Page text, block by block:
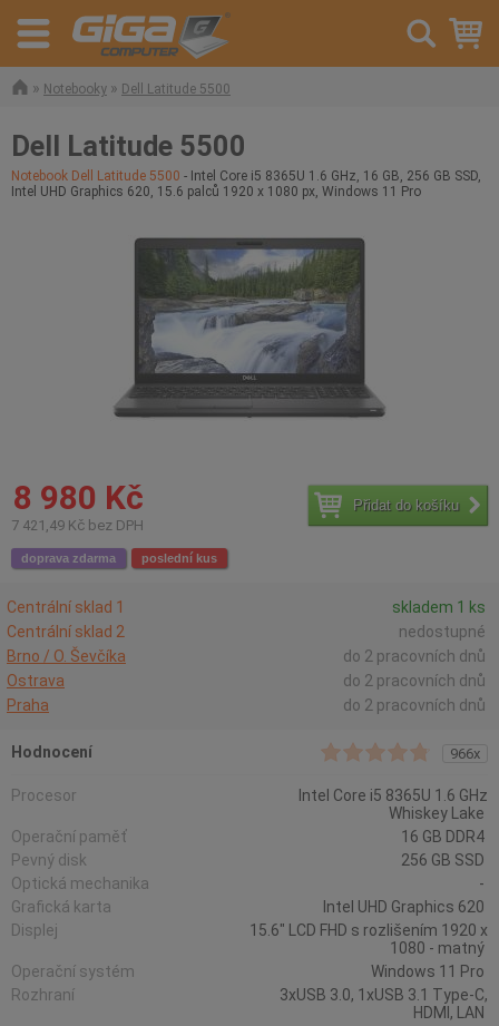
» Notebooky » Dell Latitude 5500
Dell Latitude 5500
Notebook Dell Latitude 5500 - Intel Core i5 8365U 1.6 GHz, 16 GB, 256 GB SSD,
Intel UHD Graphics 620, 15.6 palců 1920 x 1080 px, Windows 11 Pro
8 980 Kč
7 421,49 Kč bez DPH
Přidat do košíku
doprava zdarma poslední kus
Centrální sklad 1
skladem 1 ks
Centrální sklad 2
nedostupné
Brno / O. Ševčíka
do 2 pracovních dnů
Ostrava
do 2 pracovních dnů
Praha
do 2 pracovních dnů
Hodnocení 966x
Procesor
Intel Core i5 8365U 1.6 GHz
Whiskey Lake
Operační paměť
16 GB DDR4
Pevný disk
256 GB SSD
Optická mechanika
-
Grafická karta
Intel UHD Graphics 620
Displej
15.6" LCD FHD s rozlišením 1920 x
1080 - matný
Operační systém
Windows 11 Pro
Rozhraní
3xUSB 3.0, 1xUSB 3.1 Type-C,
HDMI, LAN